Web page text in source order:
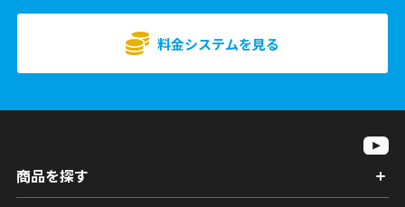
料金システムを見る
商品を探す